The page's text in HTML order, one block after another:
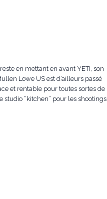
en mettant en avant YETI, son
Lowe US est d’ailleurs passé
et rentable pour toutes sortes de
studio “kitchen” pour les shootings